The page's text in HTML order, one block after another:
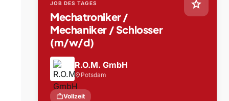
star
JOB DES TAGES
Mechatroniker /
Mechaniker / Schlosser
(m/w/d)
R.O.M. GmbH
location_on Potsdam
workVollzeit